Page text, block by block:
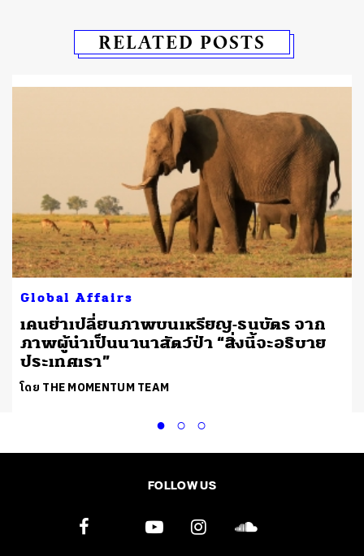
RELATED POSTS
Global Affairs
เคนย่าเปลี่ยนภาพบนเหรียญ-ธนบัตร จาก
ภาพผู้นำเป็นนานาสัตว์ป่า “สิ่งนี้จะอธิบาย
ประเทศเรา”
โดย THE MOMENTUM TEAM
FOLLOW US